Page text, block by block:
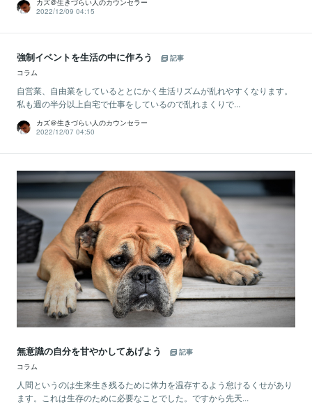
カズ＠生きづらい人のカウンセラー
2022/12/09 04:15
強制イベントを生活の中に作ろう
記事
コラム
自営業、自由業をしているととにかく生活リズムが乱れやすくなります。
私も週の半分以上自宅で仕事をしているので乱れまくりで...
カズ＠生きづらい人のカウンセラー
2022/12/07 04:50
無意識の自分を甘やかしてあげよう
記事
コラム
人間というのは生来生き残るために体力を温存するよう怠けるくせがあり
ます。これは生存のために必要なことでした。ですから先天...